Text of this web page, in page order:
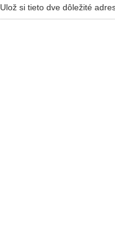
Ulož si tieto dve dôležité